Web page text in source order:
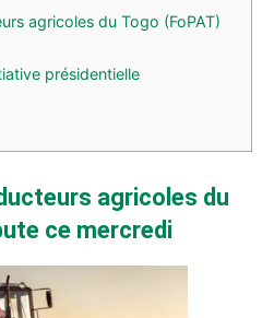
agricoles du Togo (FoPAT)
présidentielle
agricoles du
ce mercredi